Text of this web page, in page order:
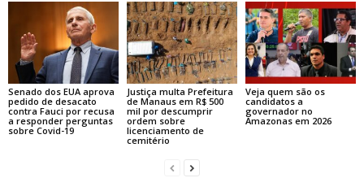
Senado dos EUA aprova
pedido de desacato
contra Fauci por recusa
a responder perguntas
sobre Covid-19
Justiça multa Prefeitura
de Manaus em R$ 500
mil por descumprir
ordem sobre
licenciamento de
cemitério
Veja quem são os
candidatos a
governador no
Amazonas em 2026